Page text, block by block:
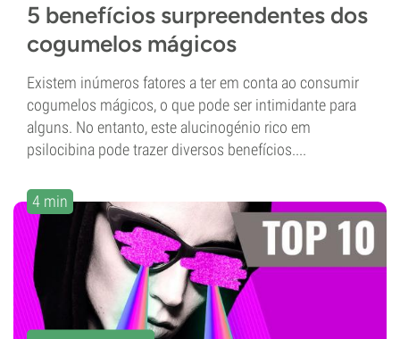
5 benefícios surpreendentes dos
cogumelos mágicos
Existem inúmeros fatores a ter em conta ao consumir
cogumelos mágicos, o que pode ser intimidante para
alguns. No entanto, este alucinogénio rico em
psilocibina pode trazer diversos benefícios....
4 min